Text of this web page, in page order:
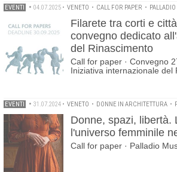
EVENTI • 04.07.2025 • VENETO • CALL FOR PAPER •
Filarete tra corti e
convegno dedicato
del Rinascimento
Call for paper · Convegno
Iniziativa internazionale del
EVENTI • 31.07.2024 • VENETO • DONNE IN ARCHITETTURA •
Donne, spazi, libertà.
l'universo femminile
Call for paper · Palladio